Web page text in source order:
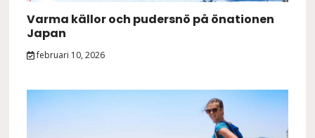
Varma källor och pudersnö på önationen
Japan
februari 10, 2026